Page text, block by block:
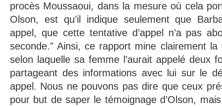
procès Moussaoui, dans la mesure où cela
Olson, est qu’il indique seulement que
appel, que cette tentative d’appel n’a pas
seconde." Ainsi, ce rapport mine clairement la
selon laquelle sa femme l’aurait appelé deux
partageant des informations avec lui sur le
appel. Nous ne pouvons pas dire que ceux
pour but de saper le témoignage d’Olson,